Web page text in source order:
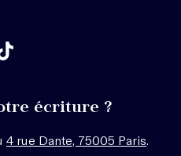
écriture ?
4 rue Dante, 75005 Paris